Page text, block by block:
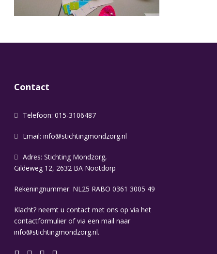
Contact
Telefoon: 015-3106487
Email: info@stichtingmondzorg.nl
Adres: Stichting Mondzorg,
Gildeweg 12, 2632 BA Nootdorp
Rekeningnummer: NL25 RABO 0361 3005 49
Klacht? neemt u contact met ons op via het
contactformulier of via een mail naar
info@stichtingmondzorg.nl.